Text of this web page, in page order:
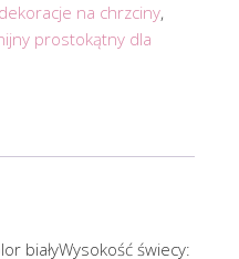
dekoracje na chrzciny,
prostokątny dla
białyWysokość świecy: